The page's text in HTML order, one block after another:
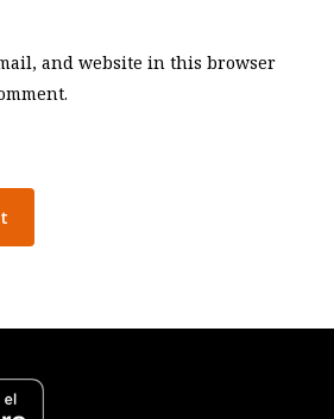
and website in this browser